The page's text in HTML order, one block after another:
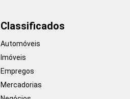
Classificados
Automóveis
Imóveis
Empregos
Mercadorias